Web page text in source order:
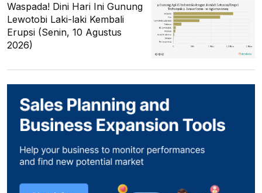
Waspada! Dini Hari Ini Gunung
Lewotobi Laki-laki Kembali
Erupsi (Senin, 10 Agustus
2026)